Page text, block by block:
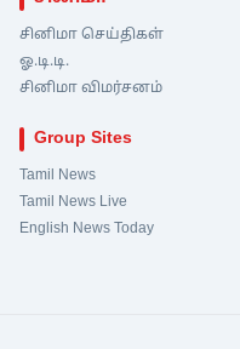
சினிமா செய்திகள்
ஓ.டி.டி.
சினிமா விமர்சனம்
Group Sites
Tamil News
Tamil News Live
English News Today